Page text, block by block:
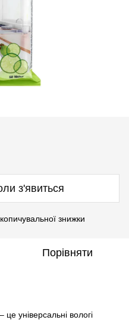
з'явиться
знижки
Порівняти
універсальні вологі